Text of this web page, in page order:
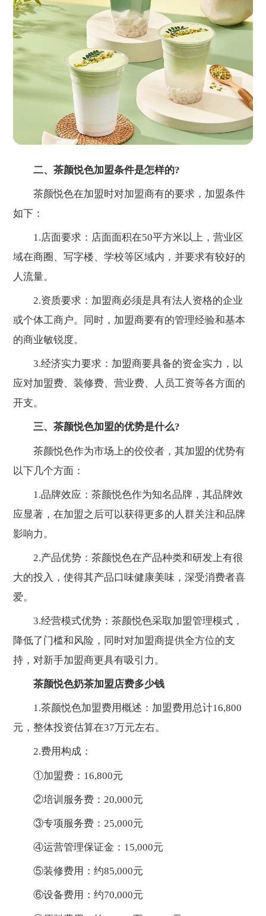
二、茶颜悦色加盟条件是怎样的?
茶颜悦色在加盟时对加盟商有的要求，加盟条件
如下：
1.店面要求：店面面积在50平方米以上，营业区
域在商圈、写字楼、学校等区域内，并要求有较好的
人流量。
2.资质要求：加盟商必须是具有法人资格的企业
或个体工商户。同时，加盟商要有的管理经验和基本
的商业敏锐度。
3.经济实力要求：加盟商要具备的资金实力，以
应对加盟费、装修费、营业费、人员工资等各方面的
开支。
三、茶颜悦色加盟的优势是什么?
茶颜悦色作为市场上的佼佼者，其加盟的优势有
以下几个方面：
1.品牌效应：茶颜悦色作为知名品牌，其品牌效
应显著，在加盟之后可以获得更多的人群关注和品牌
影响力。
2.产品优势：茶颜悦色在产品种类和研发上有很
大的投入，使得其产品口味健康美味，深受消费者喜
爱。
3.经营模式优势：茶颜悦色采取加盟管理模式，
降低了门槛和风险，同时对加盟商提供全方位的支
持，对新手加盟商更具有吸引力。
茶颜悦色奶茶加盟店费多少钱
1.茶颜悦色加盟费用概述：加盟费用总计16,800
元，整体投资估算在37万元左右。
2.费用构成：
①加盟费：16,800元
②培训服务费：20,000元
③专项服务费：25,000元
④运营管理保证金：15,000元
⑤装修费用：约85,000元
⑥设备费用：约70,000元